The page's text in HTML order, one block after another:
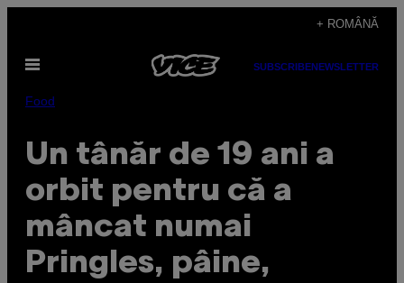
content
+ ROMÂNĂ
Open
SUBSCRIBENEWSLETTER
Food
Un tânăr de 19 ani a
orbit pentru că a
mâncat numai
Pringles, pâine,